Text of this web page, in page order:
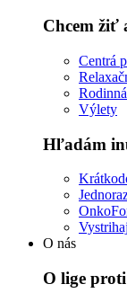
Chcem žiť
Centrá
Výlety
Hľadám
O nás
O lige